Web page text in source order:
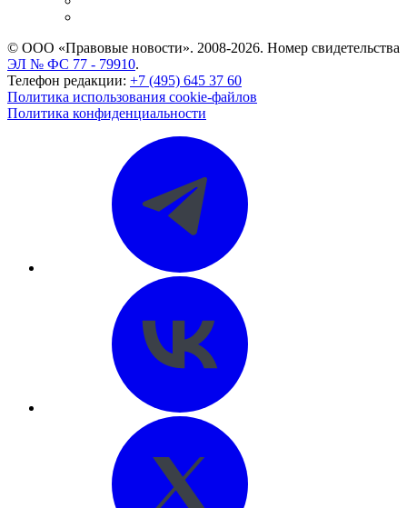
© ООО «Правовые новости». 2008-2026. Номер свидетельства
ЭЛ № ФС 77 - 79910.
Телефон редакции: +7 (495) 645 37 60
Политика использования cookie-файлов
Политика конфиденциальности